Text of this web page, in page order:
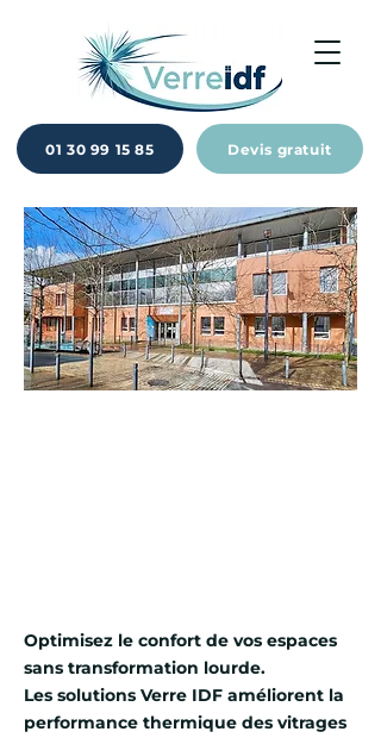
01 30 99 15 85 Devis gratuit
Optimisez le confort de vos espaces
sans transformation lourde.
Les solutions Verre IDF améliorent la
performance thermique des vitrages